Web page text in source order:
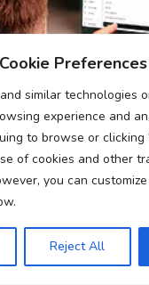
Preferences
similar technologies
experience and
to browse or clicking
of cookies and other
you can
Reject All
patogiu bendravimu su